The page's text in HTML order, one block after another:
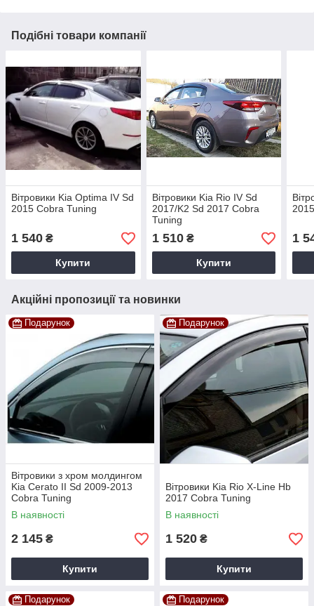
Подібні товари компанії
Вітровики Kia Optima IV Sd
2015 Cobra Tuning
1 540 ₴
Купити
Вітровики Kia Rio IV Sd
2017/K2 Sd 2017 Cobra
Tuning
1 510₴
Купити
1
Акційні пропозиції та новинки
Подарунок
Вітровики з хром молдингом
Kia Cerato II Sd 2009-2013
Cobra Tuning
В наявності
2 145 ₴
Купити
Подарунок
Вітровики Kia Rio X-Line Hb
2017 Cobra Tuning
В наявності
1 520 ₴
Купити
Подарунок Подарунок